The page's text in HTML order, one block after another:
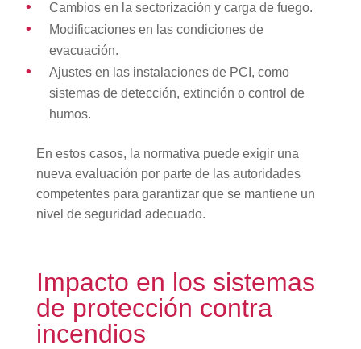
Cambios en la sectorización y carga de fuego.
Modificaciones en las condiciones de
evacuación.
Ajustes en las instalaciones de PCI, como
sistemas de detección, extinción o control de
humos.
En estos casos, la normativa puede exigir una
nueva evaluación por parte de las autoridades
competentes para garantizar que se mantiene un
nivel de seguridad adecuado.
Impacto en los sistemas
de protección contra
incendios